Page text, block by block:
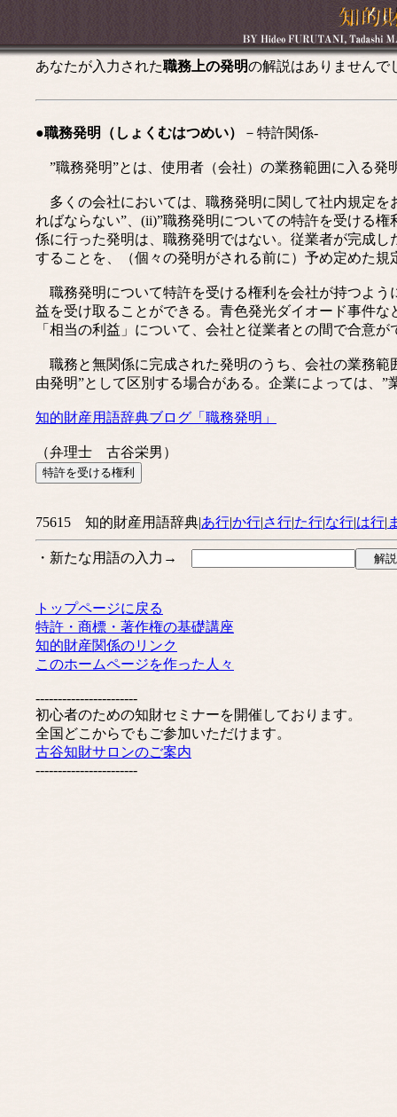
あなたが入力された職務上の発明の解説はありませんで
●職務発明（しょくむはつめい） －特許関係-
”職務発明”とは、使用者（会社）の業務範囲に入る発
多くの会社においては、職務発明に関して社内規定を
ればならない”、(ii)”職務発明についての特許を受ける
係に行った発明は、職務発明ではない。従業者が完成
することを、（個々の発明がされる前に）予め定めた規
職務発明について特許を受ける権利を会社が持つよう
益を受け取ることができる。青色発光ダイオード事件
「相当の利益」について、会社と従業者との間で合意
職務と無関係に完成された発明のうち、会社の業務範
由発明”として区別する場合がある。企業によっては、
知的財産用語辞典ブログ「職務発明」
（弁理士 古谷栄男）
75615 知的財産用語辞典|あ行|か行|さ行|た行|な行|は行|
・新たな用語の入力→
トップページに戻る
特許・商標・著作権の基礎講座
知的財産関係のリンク
このホームページを作った人々
-----------------------
初心者のための知財セミナーを開催しております。
全国どこからでもご参加いただけます。
古谷知財サロンのご案内
-----------------------